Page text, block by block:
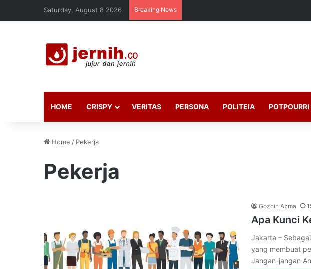
Saturday, August 8 2026 Breaking News
HOME CRISPY VERITAS PERSONA POLITEIA POTPOURRI
Home / Pekerja
Pekerja
Gozhin Azma
Apa Kunci
Jakarta –
yang membuat
Jangan-jangan